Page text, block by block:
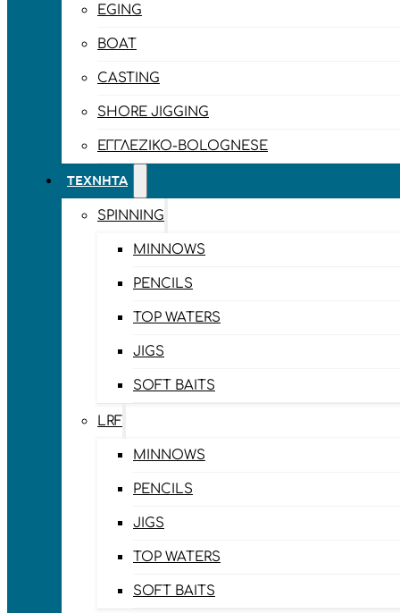
EGING
BOAT
CASTING
SHORE JIGGING
ΕΓΓΛΈΖΙΚΟ-BOLOGNESE
ΤΕΧΝΗΤΆ
SPINNING
MINNOWS
PENCILS
TOP WATERS
JIGS
SOFT BAITS
LRF
MINNOWS
PENCILS
JIGS
TOP WATERS
SOFT BAITS